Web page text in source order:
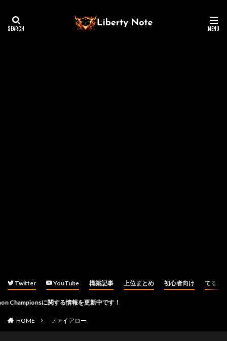
Twitter YouTube 構築記事 上位まとめ 初心者向け てるチ
に関する情報を更新中です！
HOME ファイアロー